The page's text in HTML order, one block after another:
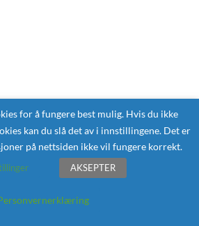
for å fungere best mulig. Hvis du ikke
kan du slå det av i innstillingene. Det er
på nettsiden ikke vil fungere korrekt.
AKSEPTER